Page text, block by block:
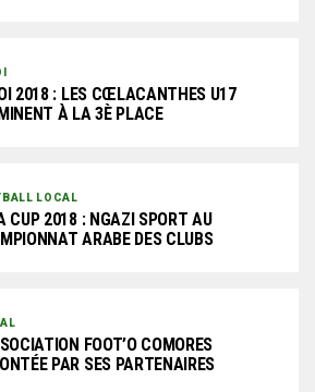
2018 : LES CŒLACANTHES U17
À LA 3È PLACE
LOCAL
CUP 2018 : NGAZI SPORT AU
ARABE DES CLUBS
FOOT’O COMORES
PAR SES PARTENAIRES